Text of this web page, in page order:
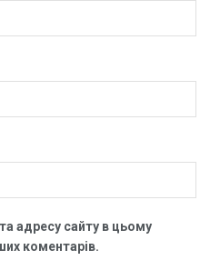
адресу сайту в цьому
коментарів.